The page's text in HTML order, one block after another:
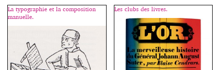
souvent de mettre en lumière un
autre aspect beaucoup plus
modeste mais tout aussi
intéressant : son […]
collège ! Fanette Mellier invente
la madeleine qui nous renvoie à
nos premières émotions
graphiques, souvent liées à
l’école. Cahiers, stylos, livres,
tous les jeunes des pays riches
vivent au milieu d’objets
graphiques […]
La typographie et la composition
manuelle.
Les clubs des livres.